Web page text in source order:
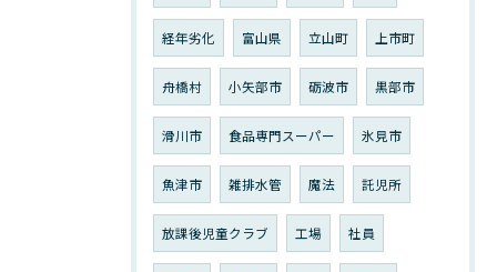
経年劣化 富山県 立山町 上市町
舟橋村 小矢部市 砺波市 黒部市
滑川市 食品専門スーパー 氷見市
魚津市 雑排水管 魔法 託児所
放課後児童クラブ 工場 社員